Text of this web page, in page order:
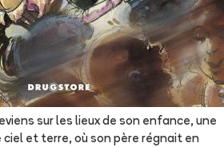
sur les lieux de son enfance, une
et terre, où son père régnait en